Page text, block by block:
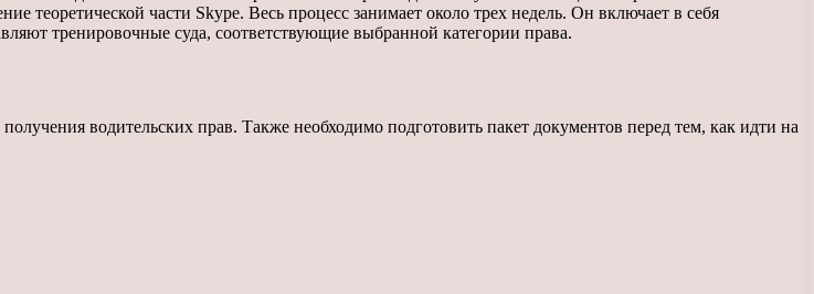
теоретической части Skype. Весь процесс занимает около трех недель. Он включает в себя
тренировочные суда, соответствующие выбранной категории права.
водительских прав. Также необходимо подготовить пакет документов перед тем, как идти на